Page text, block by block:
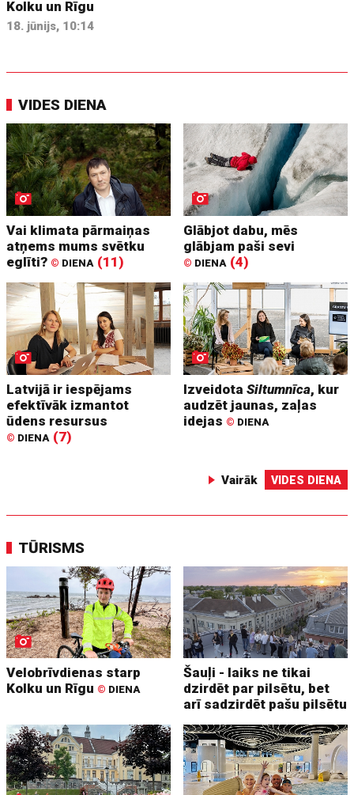
Kolku un Rīgu
18. jūnijs, 10:14
VIDES DIENA
Vai klimata pārmaiņas
atņems mums svētku
eglīti? © DIENA (11)
Glābjot dabu, mēs
glābjam paši sevi
© DIENA (4)
Latvijā ir iespējams
efektīvāk izmantot
ūdens resursus
© DIENA (7)
IzveidotaSiltumnīca, kur
audzēt jaunas, zaļas
idejas © DIENA
Vairāk VIDES DIENA
TŪRISMS
Velobrīvdienas starp
Kolku un Rīgu © DIENA
Šauļi - laiks ne tikai
dzirdēt par pilsētu, bet
arī sadzirdēt pašu pilsētu